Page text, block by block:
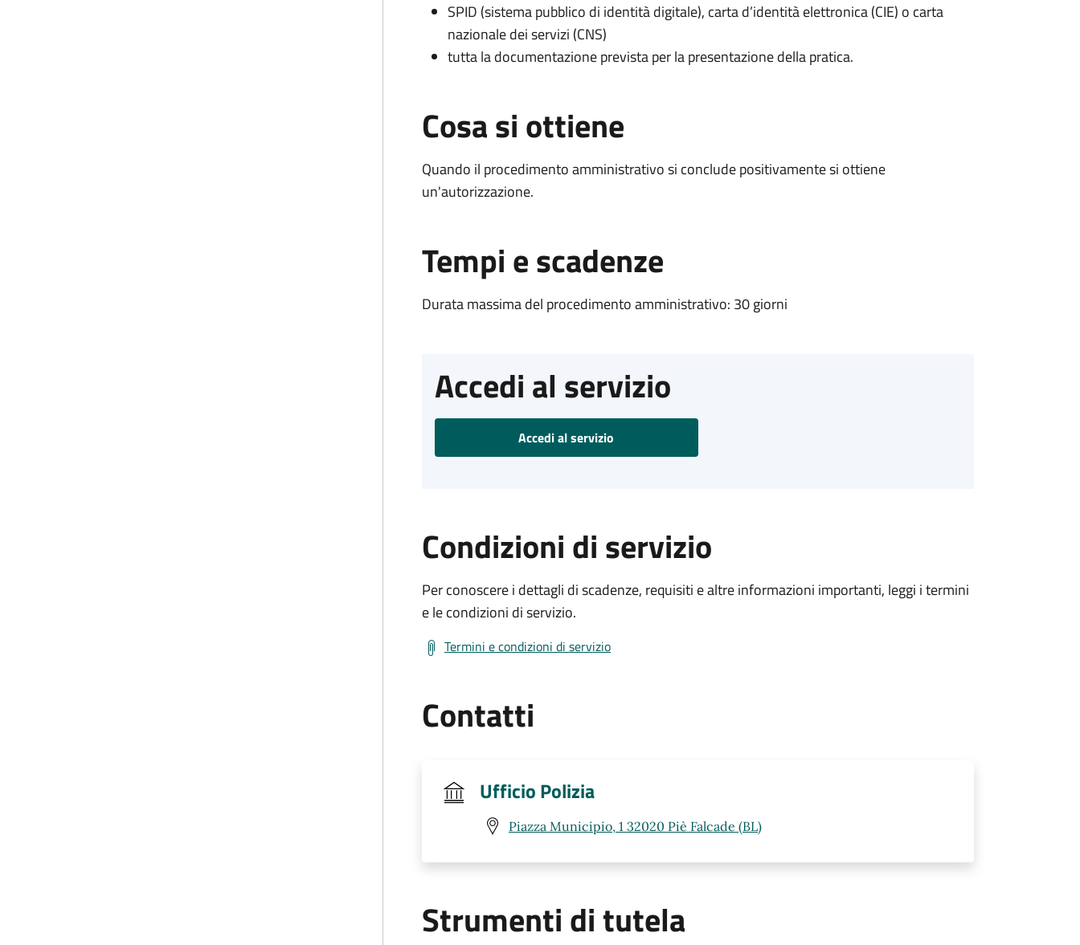
SPID (sistema pubblico di identità digitale), carta d’identità elettronica (CIE) o carta
nazionale dei servizi (CNS)
tutta la documentazione prevista per la presentazione della pratica.
Cosa si ottiene
Quando il procedimento amministrativo si conclude positivamente si ottiene
un'autorizzazione.
Tempi e scadenze
Durata massima del procedimento amministrativo: 30 giorni
Accedi al servizio
Accedi al servizio
Condizioni di servizio
Per conoscere i dettagli di scadenze, requisiti e altre informazioni importanti, leggi i termini
e le condizioni di servizio.
Termini e condizioni di servizio
Contatti
Ufficio Polizia
Piazza Municipio, 1 32020 Piè Falcade (BL)
Strumenti di tutela